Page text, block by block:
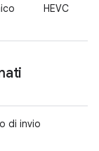
HEVC
di invio